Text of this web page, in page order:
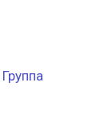
Группа